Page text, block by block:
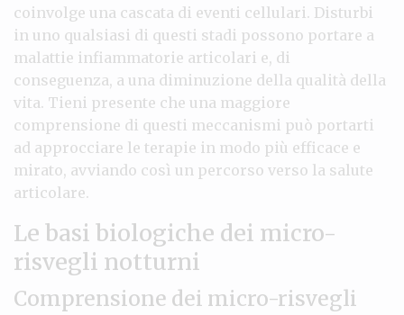
coinvolge una cascata di eventi cellulari. Disturbi
in uno qualsiasi di questi stadi possono portare a
malattie infiammatorie articolari e, di
conseguenza, a una diminuzione della qualità della
vita. Tieni presente che una maggiore
comprensione di questi meccanismi può portarti
ad approcciare le terapie in modo più efficace e
mirato, avviando così un percorso verso la salute
articolare.
Le basi biologiche dei micro-
risvegli notturni
Comprensione dei micro-risvegli